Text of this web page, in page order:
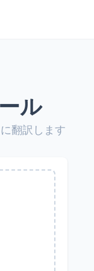
ル
翻訳します